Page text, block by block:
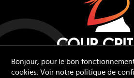
Bonjour, pour le bon
cookies. Voir notre politique de